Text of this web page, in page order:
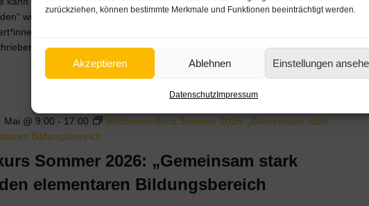
zurückziehen, können bestimmte Merkmale und Funktionen beeinträchtigt werden.
Akzeptieren Ablehnen Einstellungen
DatenschutzImpressum
wurde speziell für den elementaren Bildungsbereich entwickelt und
mit umfangreichen Materialien bei der Exploration und Förderung
Lebenskompetenzen.
Sommer 2026: „Gemeinsam stark
elementaren Bildungsbereich
Mai @ 9:00 - 17:00
Wochenendkurs Sommer 2026: „Gemeinsam stark
Bildungsbereich